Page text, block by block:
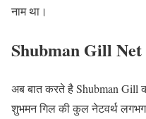
नाम था।
Shubman Gill
अब बात करते है Shubman Gill
शुभमन गिल की कुल नेटवर्थ लगभग